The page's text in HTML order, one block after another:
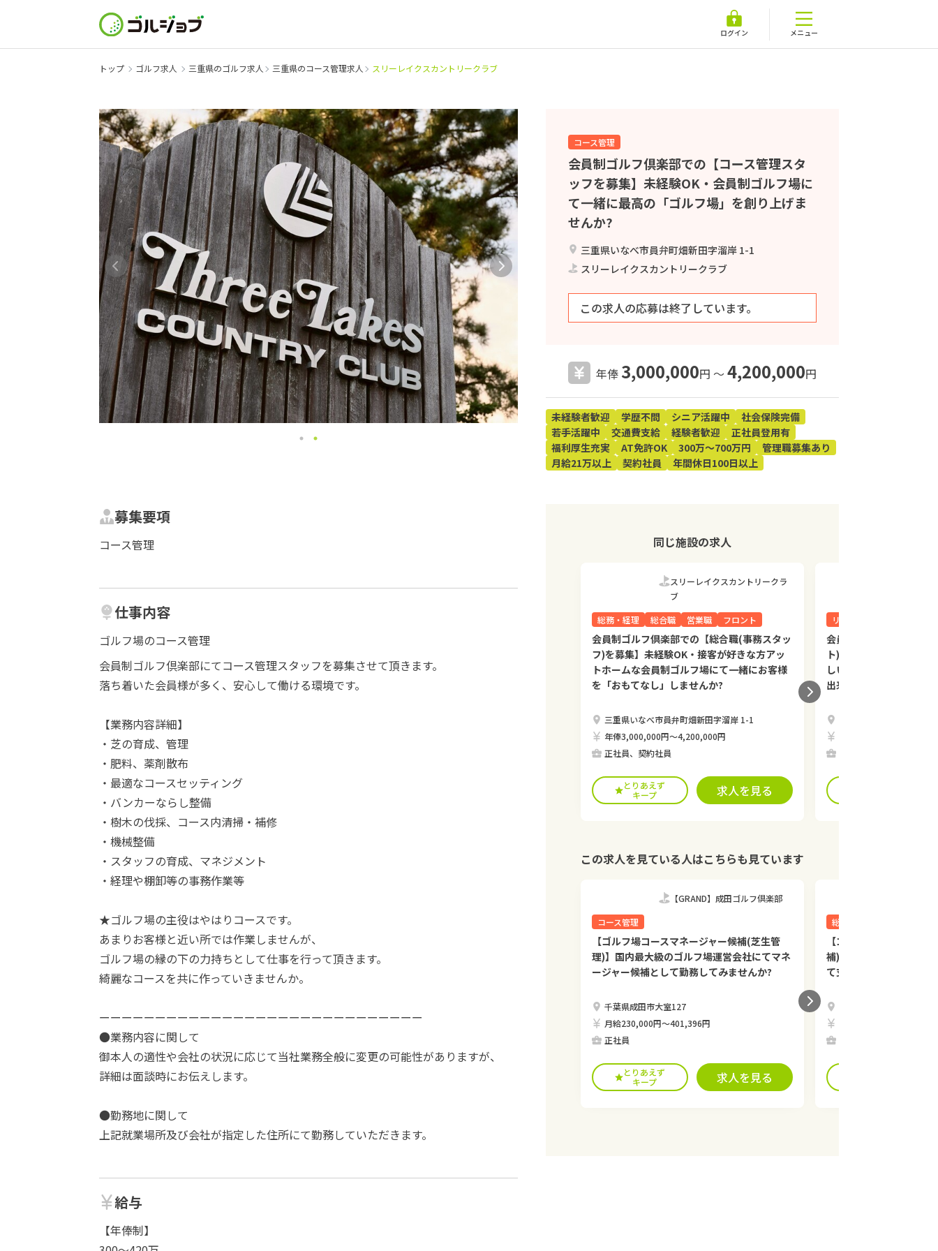
ログイン メニュー
トップ ゴルフ求人 三重県のゴルフ求人 三重県のコース管理求人 スリーレイクスカントリークラブ
コース管理
会員制ゴルフ倶楽部での【コース管理スタ
ッフを募集】未経験OK・会員制ゴルフ場に
て一緒に最高の「ゴルフ場」を創り上げま
せんか?
三重県いなべ市員弁町畑新田字溜岸 1-1
スリーレイクスカントリークラブ
この求人の応募は終了しています。
年俸 3,000,000円 〜 4,200,000円
未経験者歓迎 学歴不問 シニア活躍中
社会保険完備
若手活躍中
交通費支給 経験者歓迎
正社員登用有
福利厚生充実
AT免許OK 300万～700万円
管理職募集あり
月給21万以上
契約社員 年間休日100日以上
募集要項
コース管理
仕事内容
ゴルフ場のコース管理
会員制ゴルフ倶楽部にてコース管理スタッフを募集させて頂きます。
落ち着いた会員様が多く、安心して働ける環境です。
【業務内容詳細】
・芝の育成、管理
・肥料、薬剤散布
・最適なコースセッティング
・バンカーならし整備
・樹木の伐採、コース内清掃・補修
・機械整備
・スタッフの育成、マネジメント
・経理や棚卸等の事務作業等
★ゴルフ場の主役はやはりコースです。
あまりお客様と近い所では作業しませんが、
ゴルフ場の縁の下の力持ちとして仕事を行って頂きます。
綺麗なコースを共に作っていきませんか。
ーーーーーーーーーーーーーーーーーーーーーーーーーーーーー
●業務内容に関して
御本人の適性や会社の状況に応じて当社業務全般に変更の可能性がありますが、
詳細は面談時にお伝えします。
●勤務地に関して
上記就業場所及び会社が指定した住所にて勤務していただきます。
給与
【年俸制】
同じ施設の求人
スリーレイクスカントリークラ
ブ
総務・経理
総合職 営業職 フロント
会員制ゴルフ倶楽部での【総合職(事務スタッ
フ)を募集】未経験OK・接客が好きな方アッ
トホームな会員制ゴルフ場にて一緒にお客様
を「おもてなし」しませんか?
三重県いなべ市員弁町畑新田字溜岸 1-1
年俸3,000,000円〜4,200,000円
正社員、契約社員
とりあえず
キープ
求人を見る
リネン・清掃
会員制ゴルフ倶楽部で
ト)】未経験OK・「お客
しいただきたい」との
出来る方募集★
この求人を見ている人はこちらも見ています
【GRAND】成田ゴルフ倶楽部
コース管理
【ゴルフ場コースマネージャー候補(芝生管
理)】国内最大級のゴルフ場運営会社にてマネ
ージャー候補として勤務してみませんか?
千葉県成田市大室127
月給230,000円〜401,396円
正社員
とりあえず
キープ
求人を見る
総合職
【ゴルフ場運営マネー
補) 正社員】国内最大級
て支配人候補として勤務